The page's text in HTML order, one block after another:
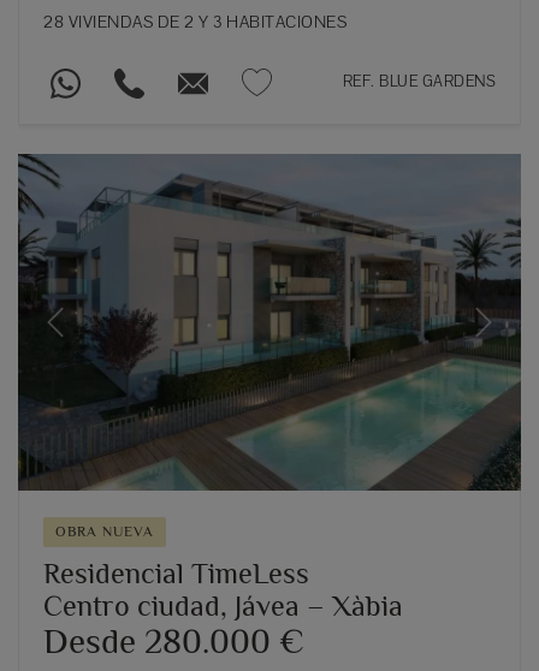
28 VIVIENDAS DE 2 Y 3 HABITACIONES
REF. BLUE GARDENS
Previous Next
OBRA NUEVA
Residencial TimeLess
Centro ciudad, Jávea – Xàbia
Desde 280.000 €